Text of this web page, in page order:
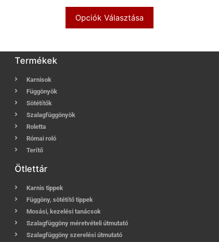
Opciók Választása
Termékek
Karnisok
Függönyök
Sötétítők
Szalagfüggönyök
Roletta
Római roló
Terítő
Ötlettár
Karnis tippek
Függöny, sötétítő tippek
Mosási, kezelési tanácsok
Szalagfüggöny méretvételi útmutató
Szalagfüggöny szerelési útmutató